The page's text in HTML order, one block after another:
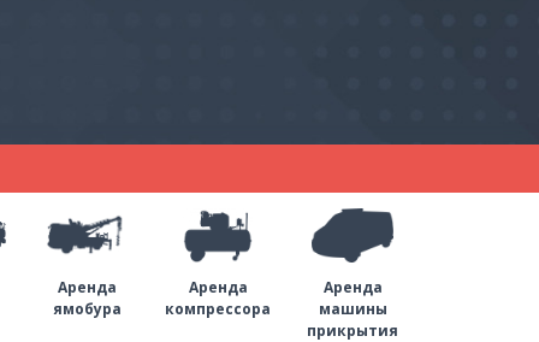
Аренда
ямобура
Аренда
компрессора
Аренда
машины
прикрытия